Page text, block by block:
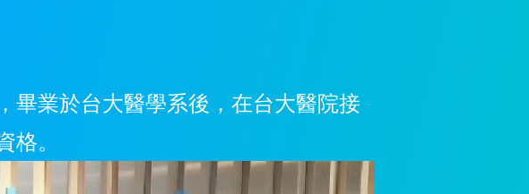
畢業於台大醫學系後，在台大醫院接
格。